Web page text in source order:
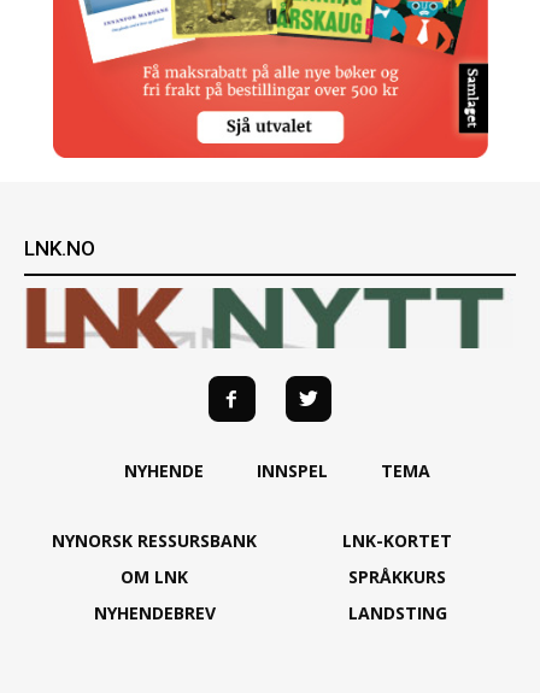
LNK.NO
NYHENDE INNSPEL TEMA
NYNORSK RESSURSBANK
OM LNK
NYHENDEBREV
LNK-KORTET
SPRÅKKURS
LANDSTING